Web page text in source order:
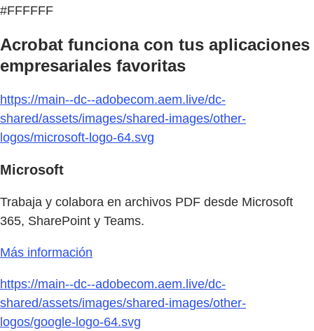
#FFFFFF
Acrobat funciona con tus aplicaciones
empresariales favoritas
https://main--dc--adobecom.aem.live/dc-
shared/assets/images/shared-images/other-
logos/microsoft-logo-64.svg
Microsoft
Trabaja y colabora en archivos PDF desde Microsoft
365, SharePoint y Teams.
Más información
https://main--dc--adobecom.aem.live/dc-
shared/assets/images/shared-images/other-
logos/google-logo-64.svg